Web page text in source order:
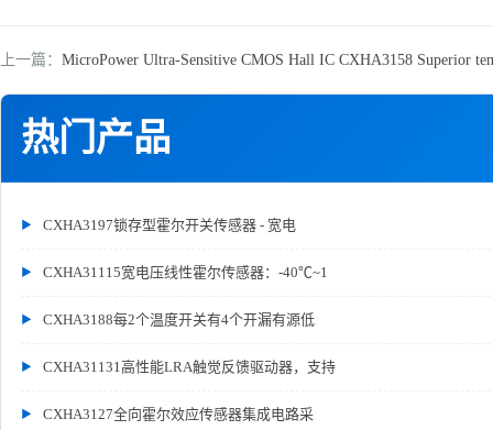
热门产品
CXHA3197锁存型霍尔开关传感器 - 宽电
CXHA31115宽电压线性霍尔传感器：-40℃~1
CXHA3188每2个温度开关有4个开漏有源低
CXHA31131高性能LRA触觉反馈驱动器，支持
CXHA3127全向霍尔效应传感器集成电路采
上一篇： MicroPower Ultra-Sensitive CMOS Hall IC CXHA3158 Superior